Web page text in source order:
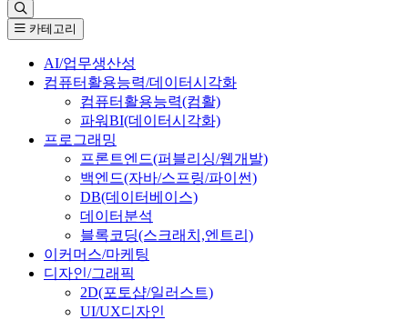
카테고리
AI/업무생산성
컴퓨터활용능력/데이터시각화
컴퓨터활용능력(컴활)
파워BI(데이터시각화)
프로그래밍
프론트엔드(퍼블리싱/웹개발)
백엔드(자바/스프링/파이썬)
DB(데이터베이스)
데이터분석
블록코딩(스크래치,엔트리)
이커머스/마케팅
디자인/그래픽
2D(포토샵/일러스트)
UI/UX디자인